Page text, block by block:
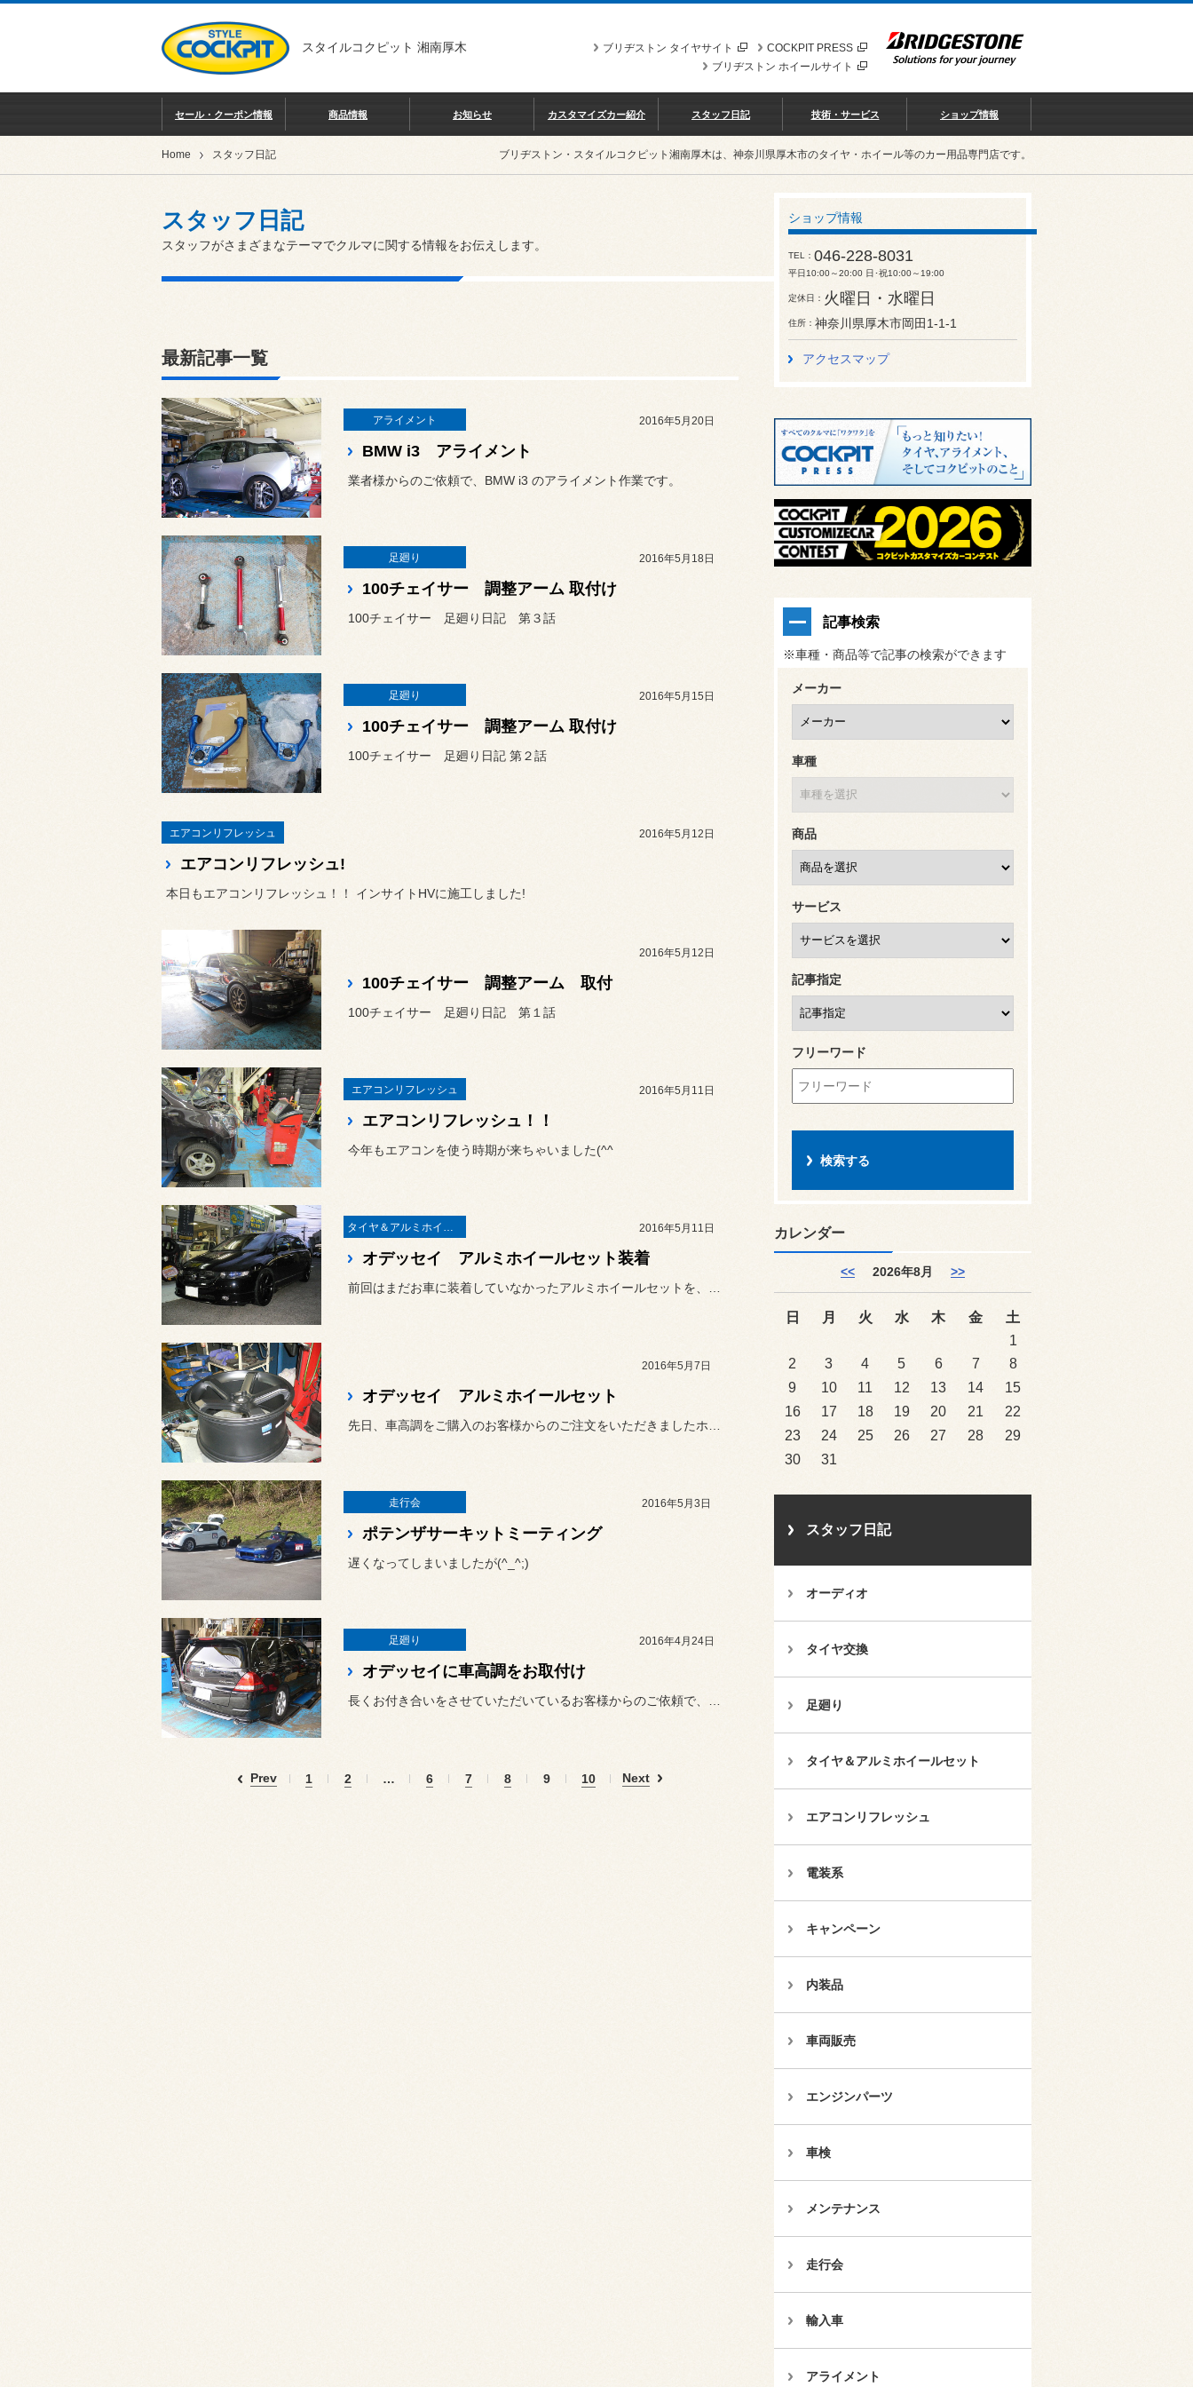
スタイルコクピット 湘南厚木 COCKPIT PRESS
ブリヂストン タイヤサイト
ブリヂストン ホイールサイト
セール・クーポン情報 商品情報 お知らせ カスタマイズカー紹介 スタッフ日記 技術・サービス ショップ情報
Home スタッフ日記 ブリヂストン・スタイルコクピット湘南厚木は、神奈川県厚木市のタイヤ・ホイール等のカー用品専門店です。
スタッフ日記
スタッフがさまざまなテーマでクルマに関する情報をお伝えします。
最新記事一覧
アライメント 2016年5月20日
BMW i3 アライメント
業者様からのご依頼で、BMW i3 のアライメント作業です。
足廻り 2016年5月18日
100チェイサー 調整アーム 取付け
100チェイサー 足廻り日記 第３話
足廻り 2016年5月15日
100チェイサー 調整アーム 取付け
100チェイサー 足廻り日記 第２話
エアコンリフレッシュ 2016年5月12日
エアコンリフレッシュ!
本日もエアコンリフレッシュ！！ インサイトHVに施工しました!
2016年5月12日
100チェイサー 調整アーム 取付
100チェイサー 足廻り日記 第１話
エアコンリフレッシュ 2016年5月11日
エアコンリフレッシュ！！
今年もエアコンを使う時期が来ちゃいました(^^ゞ
タイヤ＆アルミホイールセット 2016年5月11日
オデッセイ アルミホイールセット装着
2016年5月7日
オデッセイ アルミホイールセット
走行会 2016年5月3日
ポテンザサーキットミーティング
遅くなってしまいましたが(^_^;)
足廻り 2016年4月24日
オデッセイに車高調をお取付け
Prev 1 2 … 6 7 8 9 10 Next
ショップ情報
TEL 046-228-8031
平日10:00～20:00 日･祝10:00～19:00
定休日 火曜日・水曜日
住所 神奈川県厚木市岡田1-1-1
アクセスマップ
記事検索
※車種・商品等で記事の検索ができます
メーカー
車種
商品
サービス
記事指定
フリーワード
カレンダー
<< 2026年8月 >>
日 月 火 水 木 金
土
1
2
3 4 5 6 7
8
9
10 11 12 13 14
15
16
17 18 19 20 21
22
23
24 25 26 27 28
29
30
31
スタッフ日記
オーディオ
タイヤ交換
足廻り
タイヤ＆アルミホイールセット
エアコンリフレッシュ
電装系
キャンペーン
内装品
車両販売
エンジンパーツ
車検
メンテナンス
走行会
輸入車
アライメント